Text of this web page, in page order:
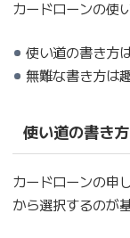
カードローンの使
使い道の書き方
無難な書き方は
使い道の書き
カードローンの申
から選択するのが